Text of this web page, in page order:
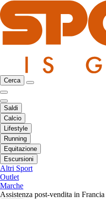
Cerca
Saldi
Calcio
Lifestyle
Running
Equitazione
Escursioni
Altri Sport
Outlet
Marche
Assistenza post-vendita in Francia